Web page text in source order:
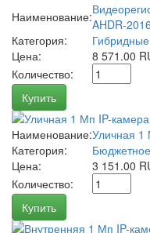
Наименование:AHDR-
Категория:
Цена:
8 571.00
Количество:
Купить
Наименование:Уличная 1
Категория:
Цена:
3 151.00
Количество:
Купить